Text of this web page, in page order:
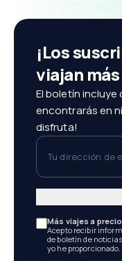
¡Los
viajan
El boletín
encontrarás en
disfruta!
Tu dirección de
Más viajes a
Acepto recibir
de boletín de
yo he proporcionado.